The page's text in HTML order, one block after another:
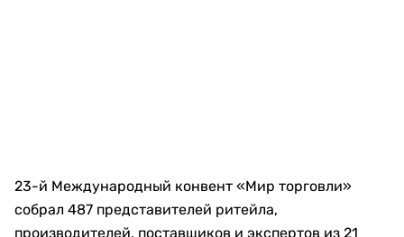
23-й Международный конвент «Мир торговли»
собрал 487 представителей ритейла,
производителей, поставщиков и экспертов из 21